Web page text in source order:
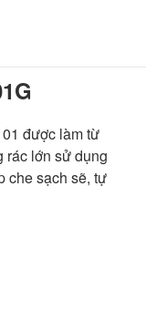
được làm từ
rác lớn sử dụng
che sạch sẽ, tự